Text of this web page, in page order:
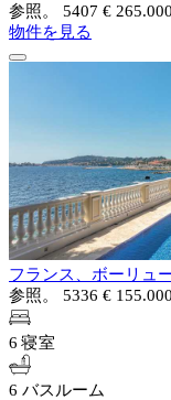
参照。 5407 € 265.000
物件を見る
フランス、ボーリュ
参照。 5336 € 155.000
6 寝室
6 バスルーム